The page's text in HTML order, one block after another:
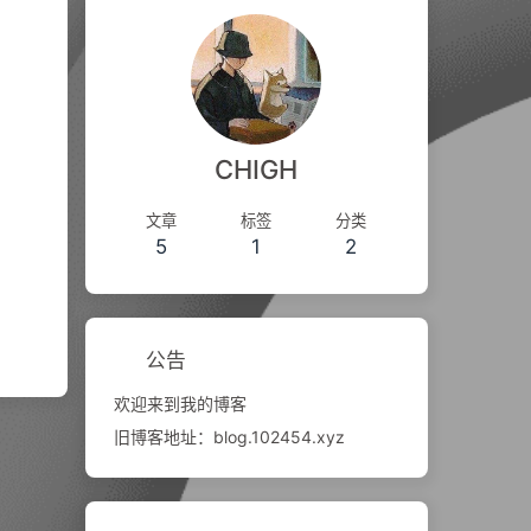
CHIGH
文章
5
标签
1
分类
2
公告
欢迎来到我的博客
旧博客地址：blog.102454.xyz